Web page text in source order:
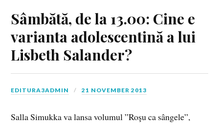
Sâmbătă, de la 13.00: Cine e
varianta adolescentină a lui
Lisbeth Salander?
EDITURA3ADMIN 21 NOVEMBER 2013
Salla Simukka va lansa volumul ”Roşu ca sângele”,